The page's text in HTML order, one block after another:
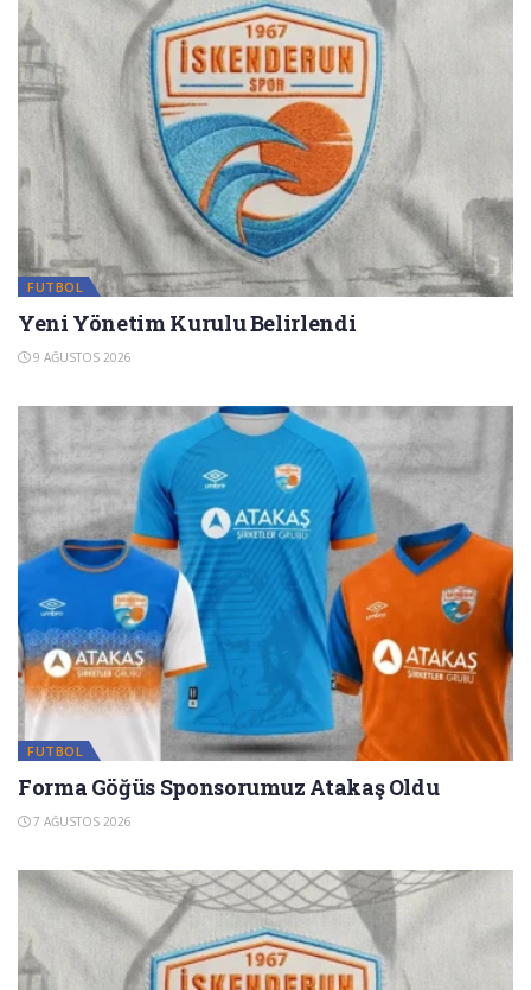
FUTBOL
Yeni Yönetim Kurulu Belirlendi
9 AĞUSTOS 2026
FUTBOL
Forma Göğüs Sponsorumuz Atakaş Oldu
7 AĞUSTOS 2026